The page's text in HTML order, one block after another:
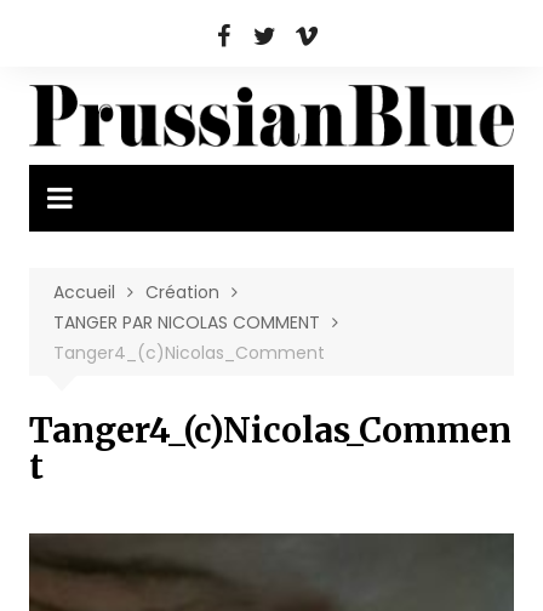
Accueil
Création
TANGER PAR NICOLAS COMMENT
Tanger4_(c)Nicolas_Comment
Tanger4_(c)Nicolas_Commen
t